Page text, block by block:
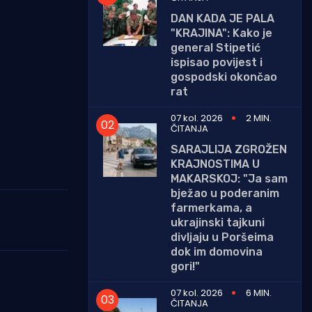
DAN KADA JE PALA
"KRAJINA": Kako je
general Stipetić
ispisao povijest i
gospodski okončao
rat
07 kol. 2026
2 MIN.
ČITANJA
SARAJLIJA ZGROŽEN
KRAJNOSTIMA U
MAKARSKOJ: "Ja sam
bježao u poderanim
farmerkama, a
ukrajinski tajkuni
divljaju u Poršeima
dok im domovina
gori!"
07 kol. 2026
6 MIN.
ČITANJA